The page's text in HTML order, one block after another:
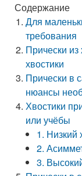
Содержание
Для
требования
Прически
хвостики
Прически в
нюансы
Хвостики
или учёбы
1. Низкий
2.
3.